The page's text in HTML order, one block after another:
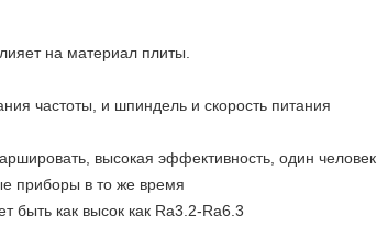
на материал плиты.
частоты, и шпиндель и скорость питания
высокая эффективность, один человек
приборы в то же время
как высок как Ra3.2-Ra6.3